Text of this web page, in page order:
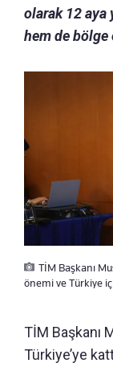
olarak 12 aya
hem de
TİM Başkanı
önemi ve Türkiye
TİM Başkanı
Türkiye’ye